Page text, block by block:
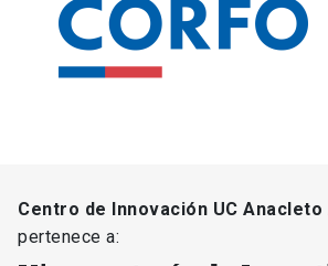
Centro de Innovación UC Anacleto
pertenece a: